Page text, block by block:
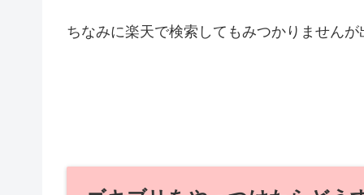
ちなみに楽天で検索してもみつかりませんが